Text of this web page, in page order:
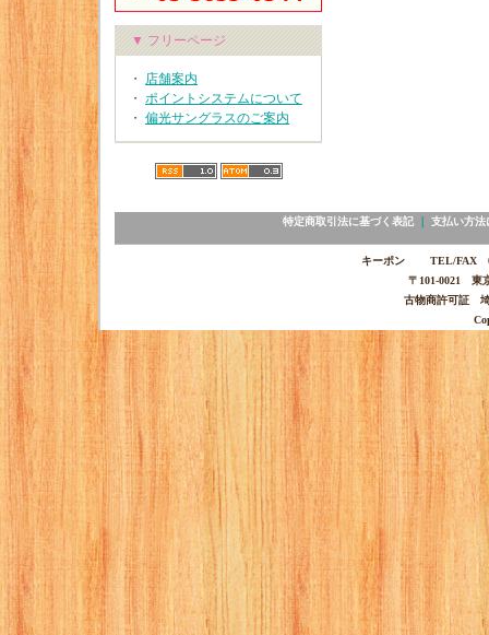
▼ フリーページ
・ 店舗案内
・ ポイントシステムについて
・ 偏光サングラスのご案内
特定商取引法に基づく表記｜ 支払い方法
キーポン TEL/FAX
〒101-0021 東
古物商許可証